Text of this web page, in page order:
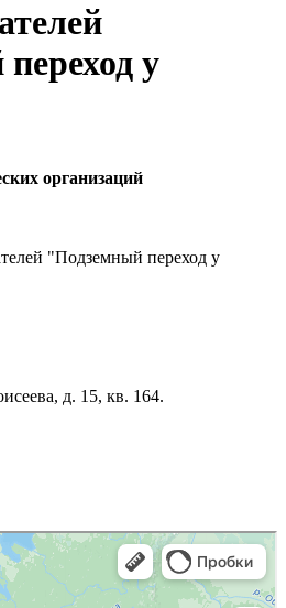
у
организаций
"Подземный переход у
д. 15, кв. 164.